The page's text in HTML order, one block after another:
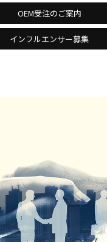
OEM受注のご案内
インフルエンサー募集